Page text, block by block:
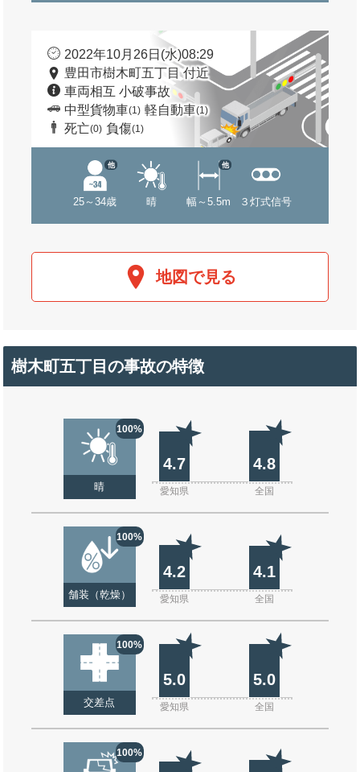
2022年10月26日(水)08:29
豊田市樹木町五丁目 付近
車両相互 小破事故
中型貨物車(1) 軽自動車(1)
死亡(0) 負傷(1)
25～34歳
他
晴 幅～5.5m
他
３灯式信号
地図で見る
樹木町五丁目の事故の特徴
100%
晴
4.7 4.8
愛知県 全国
100%
舗装（乾燥）
4.2 4.1
愛知県 全国
100%
交差点
5.0 5.0
愛知県 全国
100%